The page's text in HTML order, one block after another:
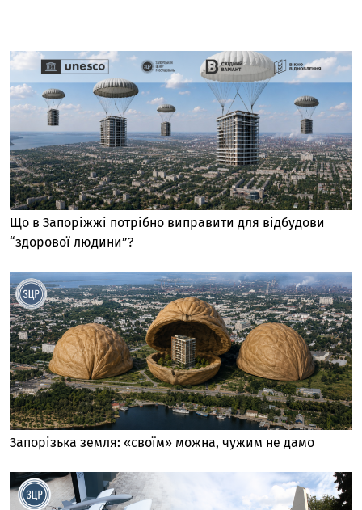
Що в Запоріжжі потрібно виправити для відбудови
“здорової людини”?
Запорізька земля: «своїм» можна, чужим не дамо